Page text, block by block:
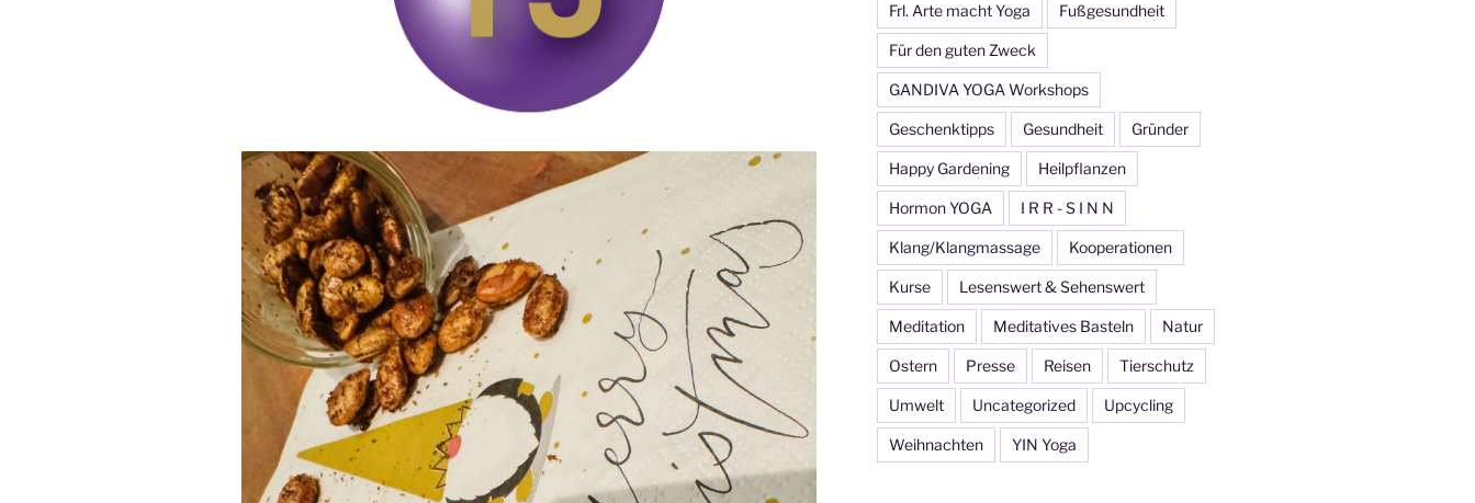
Frl. Arte macht Yoga Fußgesundheit
Für den guten Zweck
GANDIVA YOGA Workshops
Geschenktipps Gesundheit Gründer
Happy Gardening Heilpflanzen
Hormon YOGA I R R - S I N N
Klang/Klangmassage Kooperationen
Kurse Lesenswert & Sehenswert
Meditation Meditatives Basteln Natur
Ostern Presse Reisen Tierschutz
Umwelt Uncategorized Upcycling
Weihnachten YIN Yoga